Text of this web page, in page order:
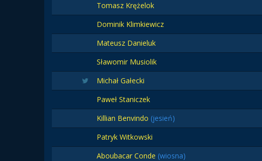
Tomasz Krężelok
Dominik Klimkiewicz
Mateusz Danieluk
Sławomir Musiolik
Michał Gałecki
Paweł Staniczek
Killian Benvindo (jesień)
Patryk Witkowski
Aboubacar Conde (wiosna)